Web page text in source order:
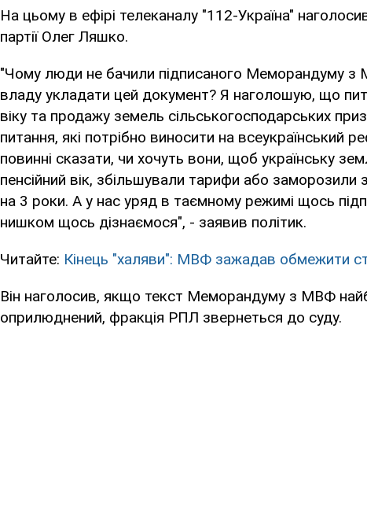
На цьому в ефірі телеканалу "112-Україна"
партії Олег Ляшко.
"Чому люди не бачили підписаного Меморандуму
владу укладати цей документ? Я наголошую, що
віку та продажу земель сільськогосподарських
питання, які потрібно виносити на всеукраїнський
повинні сказати, чи хочуть вони, щоб українську
пенсійний вік, збільшували тарифи або заморозили
на 3 роки. А у нас уряд в таємному режимі щось
нишком щось дізнаємося", - заявив політик.
Читайте: Кінець "халяви": МВФ зажадав обмежити
Він наголосив, якщо текст Меморандуму з МВФ
оприлюднений, фракція РПЛ звернеться до суду.